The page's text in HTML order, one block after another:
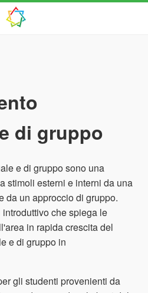
di gruppo
e di gruppo sono una
stimoli esterni e interni da una
da un approccio di gruppo.
che spiega le
in rapida crescita del
e di gruppo in
gli studenti provenienti da